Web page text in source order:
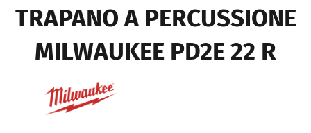
TRAPANO A PERCUSSIONE
MILWAUKEE PD2E 22 R